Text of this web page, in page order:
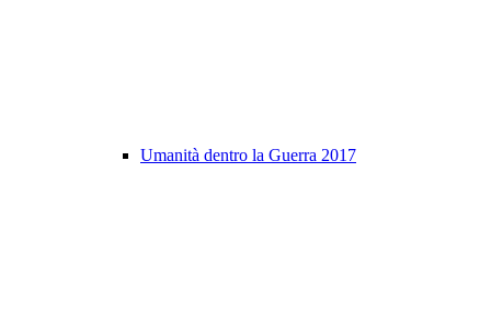
Umanità dentro la Guerra 2017